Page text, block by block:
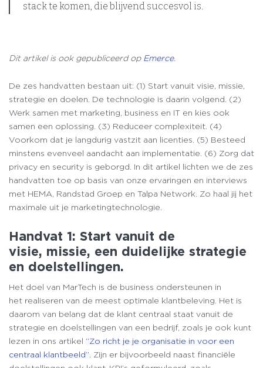
stack te komen, die blijvend succesvol is.
Dit artikel is ook gepubliceerd op Emerce.
De zes handvatten bestaan uit: (1) Start vanuit visie, missie,
strategie en doelen. De technologie is daarin volgend. (2)
Werk samen met marketing, business en IT en kies ook
samen een oplossing. (3) Reduceer complexiteit. (4)
Voorkom dat je langdurig vastzit aan licenties. (5) Besteed
minstens evenveel aandacht aan implementatie. (6) Zorg dat
privacy en security is geborgd. In dit artikel lichten we de zes
handvatten toe op basis van onze ervaringen en interviews
met HEMA, Randstad Groep en Talpa Network. Zo haal jij het
maximale uit je marketingtechnologie.
Handvat 1: Start vanuit de
visie, missie, een duidelijke strategie
en doelstellingen.
Het doel van MarTech is de business ondersteunen in
het realiseren van de meest optimale klantbeleving. Het is
daarom van belang dat de klant centraal staat vanuit de
strategie en doelstellingen van een bedrijf, zoals je ook kunt
lezen in ons artikel “Zo richt je je organisatie in voor een
centraal klantbeeld”. Zijn er bijvoorbeeld naast financiële